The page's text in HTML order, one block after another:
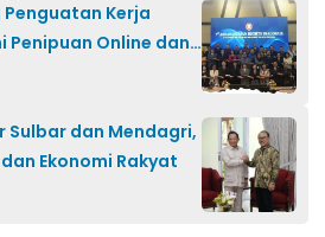
Penguatan Kerja
Penipuan Online dan
Sulbar dan Mendagri,
Ekonomi Rakyat